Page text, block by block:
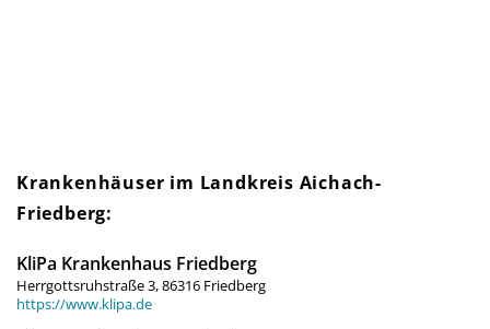
Krankenhäuser im Landkreis Aichach-
Friedberg:
KliPa Krankenhaus Friedberg
Herrgottsruhstraße 3, 86316 Friedberg
https://www.klipa.de